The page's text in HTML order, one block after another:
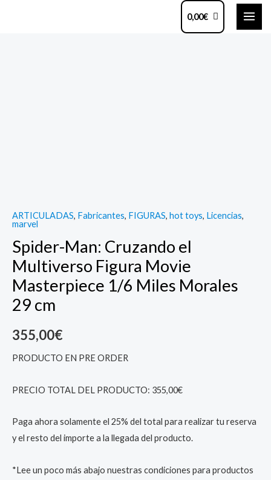
0,00€
ARTICULADAS, Fabricantes, FIGURAS, hot toys, Licencias,
marvel
Spider-Man: Cruzando el
Multiverso Figura Movie
Masterpiece 1/6 Miles Morales
29 cm
355,00€
PRODUCTO EN PRE ORDER
PRECIO TOTAL DEL PRODUCTO: 355,00€
Paga ahora solamente el 25% del total para realizar tu reserva
y el resto del importe a la llegada del producto.
*Lee un poco más abajo nuestras condiciones para productos
Morales
cm
quantity